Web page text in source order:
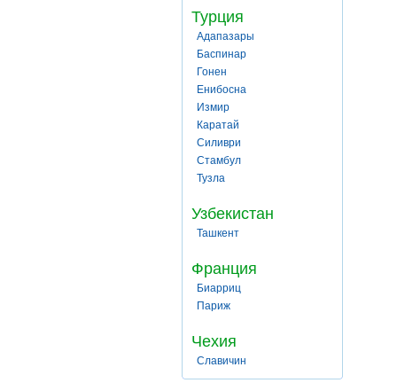
Турция
Адапазары
Баспинар
Гонен
Енибосна
Измир
Каратай
Силиври
Стамбул
Тузла
Узбекистан
Ташкент
Франция
Биарриц
Париж
Чехия
Славичин